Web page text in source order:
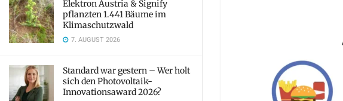
Elektron Austria & Signify
pflanzten 1.441 Bäume im
Klimaschutzwald
7. AUGUST 2026
Standard war gestern – Wer holt
sich den Photovoltaik-
Innovationsaward 2026?